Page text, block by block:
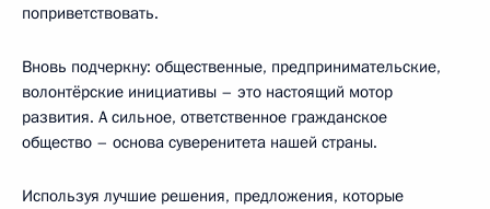
поприветствовать.
Вновь подчеркну: общественные, предпринимательские,
волонтёрские инициативы – это настоящий мотор
развития. А сильное, ответственное гражданское
общество – основа суверенитета нашей страны.
Используя лучшие решения, предложения, которые